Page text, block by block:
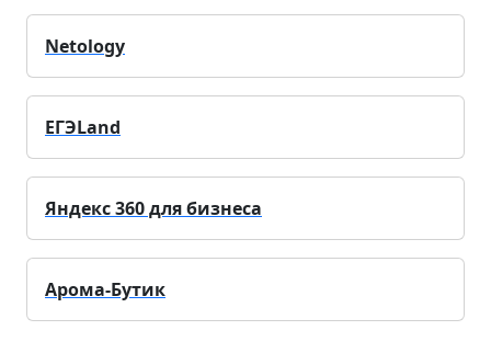
Netology
ЕГЭLand
Яндекс 360 для бизнеса
Арома-Бутик